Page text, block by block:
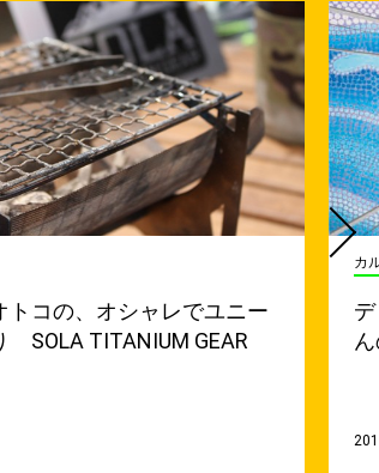
トコの、オシャレでユニー
SOLA TITANIUM GEAR
カ